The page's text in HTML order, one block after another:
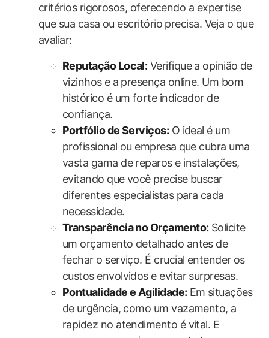
critérios rigorosos, oferecendo a expertise
que sua casa ou escritório precisa. Veja o que
avaliar:
Reputação‍ Local: Verifique ‌a opinião de
​vizinhos e ⁢a presença online. Um bom
histórico é um forte indicador de
confiança.
Portfólio de‍ Serviços: O ideal é ‌um
profissional ou empresa ⁤que cubra uma
vasta gama de reparos e instalações,
evitando que você precise buscar⁤
diferentes especialistas para cada
necessidade.
Transparência no Orçamento: Solicite
um orçamento detalhado antes de
fechar​ o serviço. É ​crucial entender os
custos envolvidos e evitar surpresas.
Pontualidade e Agilidade: Em ⁣situações
de⁣ urgência, como um vazamento,‍ a
rapidez no atendimento é vital. E